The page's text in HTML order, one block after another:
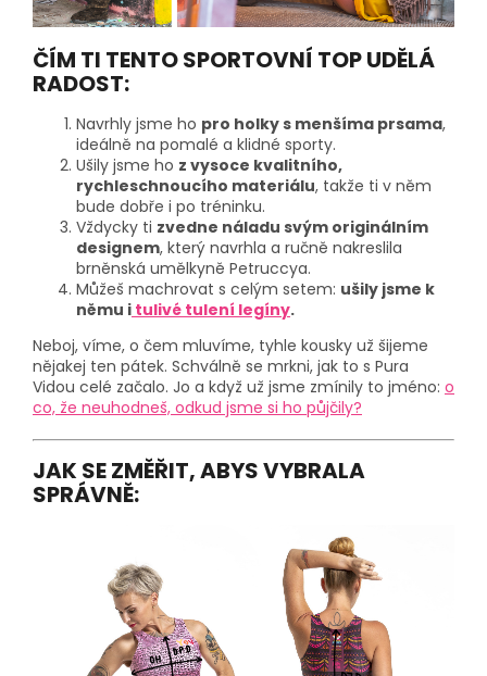
ČÍM TI TENTO SPORTOVNÍ TOP UDĚLÁ
RADOST:
Navrhly jsme ho pro holky s menšíma prsama,
ideálně na pomalé a klidné sporty.
Ušily jsme ho z vysoce kvalitního,
rychleschnoucího materiálu, takže ti v něm
bude dobře i po tréninku.
Vždycky ti zvedne náladu svým originálním
designem, který navrhla a ručně nakreslila
brněnská umělkyně Petruccya.
Můžeš machrovat s celým setem: ušily jsme k
němu i tulivé tulení legíny.
Neboj, víme, o čem mluvíme, tyhle kousky už šijeme
nějakej ten pátek. Schválně se mrkni, jak to s Pura
Vidou celé začalo. Jo a když už jsme zmínily to jméno: o
co, že neuhodneš, odkud jsme si ho půjčily?
JAK SE ZMĚŘIT, ABYS VYBRALA
SPRÁVNĚ: